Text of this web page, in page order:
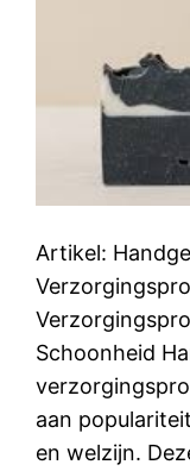
Artikel:
Schoonheid
aan
en welzijn.